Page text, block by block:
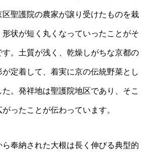
区聖護院の農家が譲り受けたものを栽
状が短く丸くなっていったことがそ
。土質が浅く、乾燥しがちな京都の
定着して、着実に京の伝統野菜とし
。発祥地は聖護院地区であり、そこ
ったことが伝わっています。
奉納された大根は長く伸びる典型的